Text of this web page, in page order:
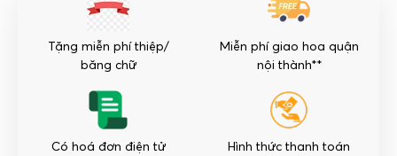
lượng
Tặng miễn phí thiệp/
băng chữ
Miễn phí giao hoa quận
nội thành**
Có hoá đơn điện tử
Hình thức thanh toán